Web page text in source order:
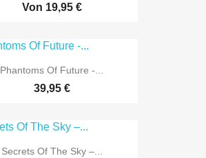
Von 19,95 €
Phantoms Of Future -...
39,95 €
Secrets Of The Sky ‎–...